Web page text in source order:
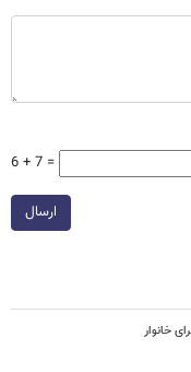
6 + 7 =
ارسال
خانوار